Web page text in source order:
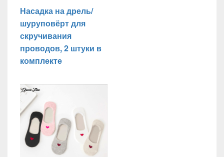
Насадка на дрель/
шуруповёрт для
скручивания
проводов, 2 штуки в
комплекте